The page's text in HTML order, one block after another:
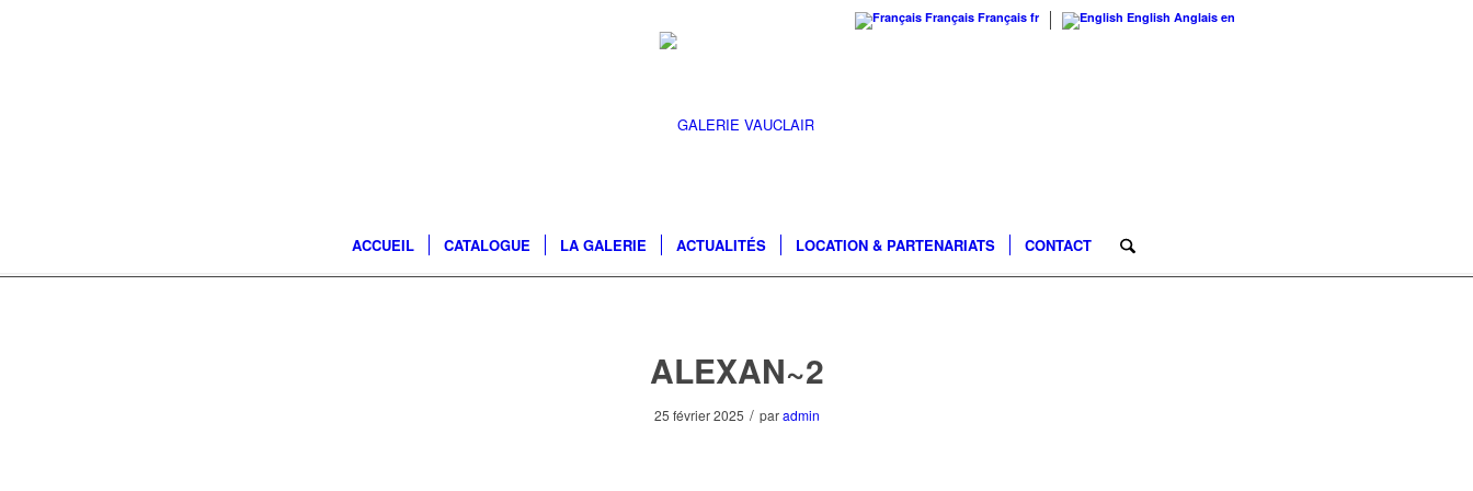
Français Français fr English Anglais en
ACCUEIL CATALOGUE LA GALERIE ACTUALITÉS LOCATION & PARTENARIATS CONTACT
ALEXAN~2
25 février 2025 / paradmin